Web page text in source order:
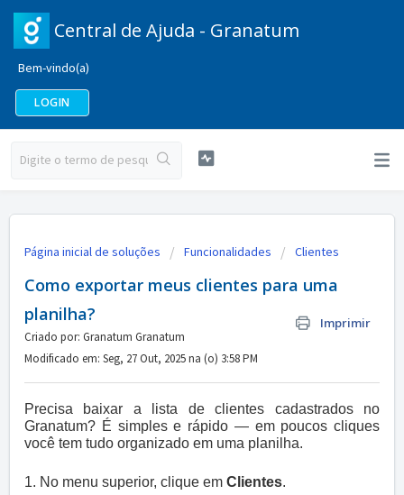
Central de Ajuda - Granatum
Bem-vindo(a)
LOGIN
Página inicial de soluções Funcionalidades Clientes
Como exportar meus clientes para uma
planilha?
Imprimir
Criado por: Granatum Granatum
Modificado em: Seg, 27 Out, 2025 na (o) 3:58 PM
Precisa baixar a lista de clientes cadastrados no
Granatum? É simples e rápido — em poucos cliques
você tem tudo organizado em uma planilha.
1. No menu superior, clique em Clientes.